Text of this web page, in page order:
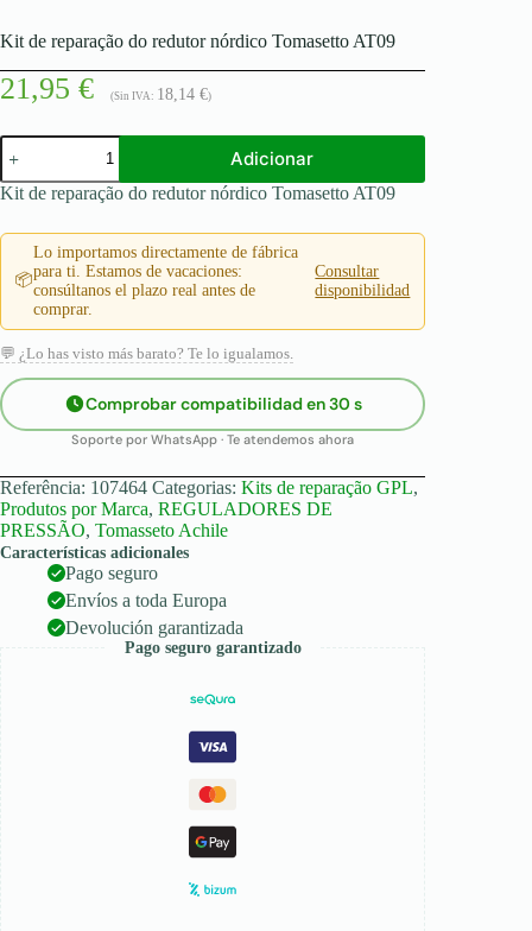
Kit de reparação do redutor nórdico Tomasetto AT09
21,95 € (Sin IVA: 18,14 €)
Quantidade
de
Kit
de
do
redutor
nórdico
Tomasetto
AT09
Adicionar
Kit de reparação do redutor nórdico Tomasetto AT09
📦
Lo importamos directamente de fábrica
para ti. Estamos de vacaciones:
consúltanos el plazo real antes de
comprar.
Consultar
disponibilidad
💬 ¿Lo has visto más barato? Te lo igualamos.
Comprobar compatibilidad en 30 s
Soporte por WhatsApp · Te atendemos ahora
Referência: 107464 Categorias: Kits de reparação GPL,
Produtos por Marca, REGULADORES DE
PRESSÃO, Tomasseto Achile
Características adicionales
Pago seguro
Envíos a toda Europa
Devolución garantizada
Pago seguro garantizado